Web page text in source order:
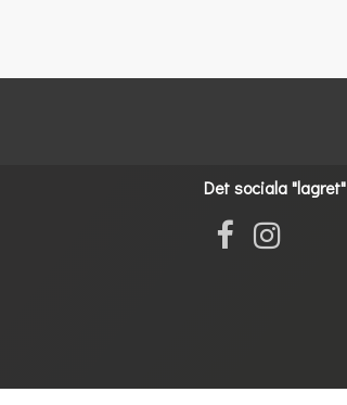
Det sociala "lagret"